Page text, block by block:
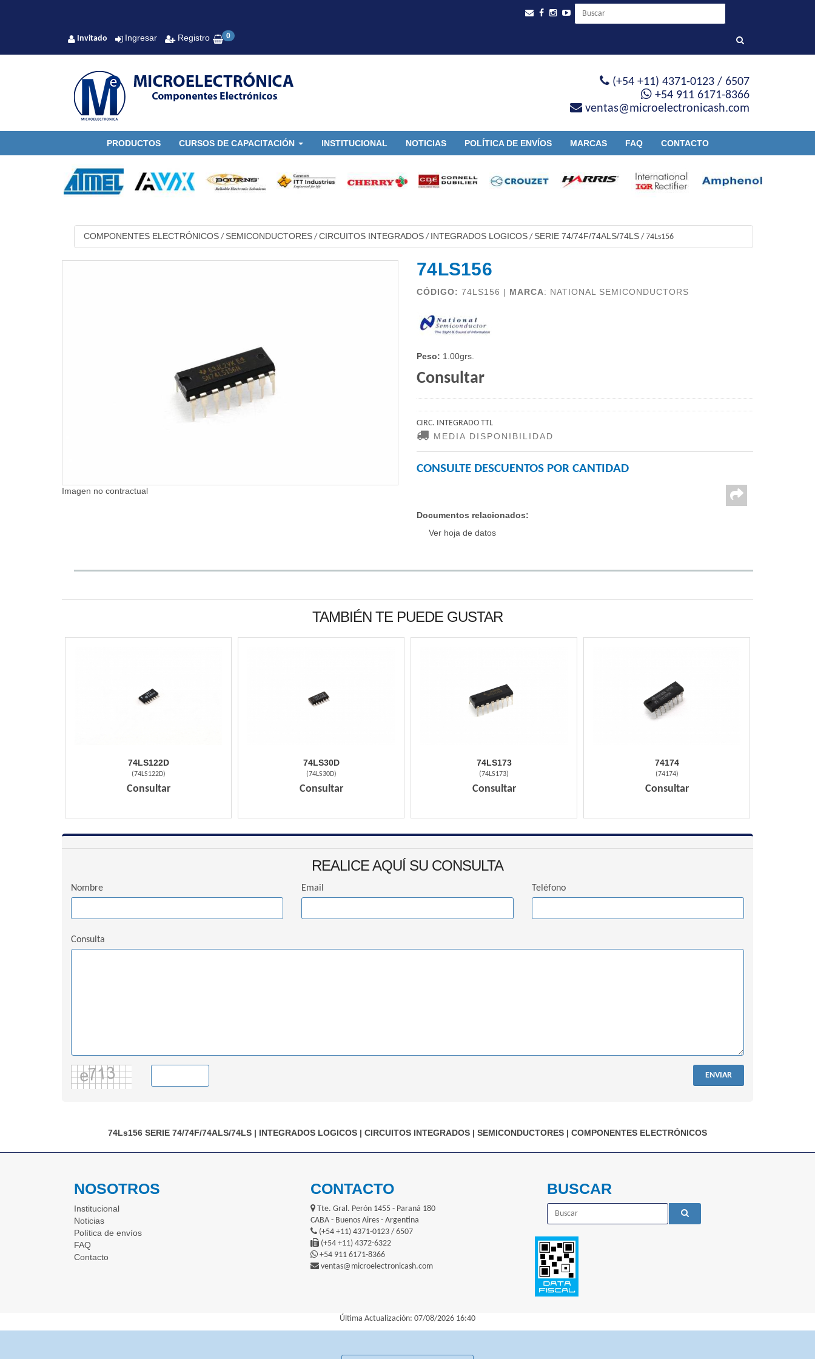
Invitado Ingresar Registro 0
PRODUCTOS CURSOS DE CAPACITACIÓN INSTITUCIONAL NOTICIAS POLÍTICA DE ENVÍOS MARCAS FAQ CONTACTO
(+54 +11) 4371-0123 / 6507
+54 911 6171-8366
ventas@microelectronicash.com
COMPONENTES ELECTRÓNICOS / SEMICONDUCTORES / CIRCUITOS INTEGRADOS / INTEGRADOS LOGICOS / SERIE 74/74F/74ALS/74LS / 74Ls156
Imagen no contractual
74LS156
CÓDIGO: 74LS156 | MARCA: NATIONAL SEMICONDUCTORS
Peso: 1.00grs.
Consultar
CIRC. INTEGRADO TTL
MEDIA DISPONIBILIDAD
CONSULTE DESCUENTOS POR CANTIDAD
Documentos relacionados:
Ver hoja de datos
TAMBIÉN TE PUEDE GUSTAR
74LS122D
(74LS122D)
Consultar
74LS30D
(74LS30D)
Consultar
74LS173
(74LS173)
Consultar
74174
(74174)
Consultar
REALICE AQUÍ SU CONSULTA
Nombre Email Teléfono
Consulta
ENVIAR
74Ls156 SERIE 74/74F/74ALS/74LS | INTEGRADOS LOGICOS | CIRCUITOS INTEGRADOS | SEMICONDUCTORES | COMPONENTES ELECTRÓNICOS
NOSOTROS
Institucional
Noticias
Política de envíos
FAQ
Contacto
CONTACTO
Tte. Gral. Perón 1455 - Paraná 180
CABA - Buenos Aires - Argentina
(+54 +11) 4371-0123 / 6507
(+54 +11) 4372-6322
+54 911 6171-8366
ventas@microelectronicash.com
BUSCAR
Última Actualización: 07/08/2026 16:40